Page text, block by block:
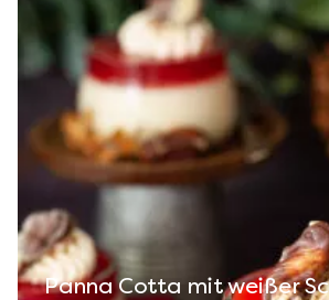
Panna Cotta mit weißer